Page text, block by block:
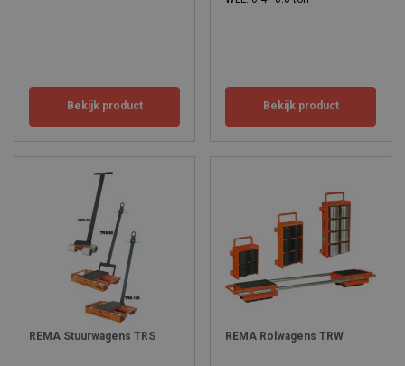
Bekijk product Bekijk product
REMA Stuurwagens TRS REMA Rolwagens TRW